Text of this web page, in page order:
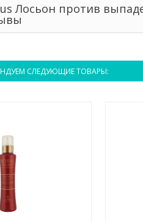
Лосьон против
СЛЕДУЮЩИЕ ТОВАРЫ: